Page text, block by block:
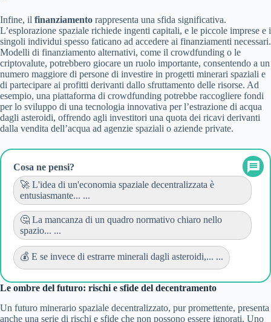
Infine, il finanziamento rappresenta una sfida significativa.
L’esplorazione spaziale richiede ingenti capitali, e le piccole imprese e i
singoli individui spesso faticano ad accedere ai finanziamenti necessari.
Modelli di finanziamento alternativi, come il crowdfunding o le
criptovalute, potrebbero giocare un ruolo importante, consentendo a un
numero maggiore di persone di investire in progetti minerari spaziali e
di partecipare ai profitti derivanti dallo sfruttamento delle risorse. Ad
esempio, una piattaforma di crowdfunding potrebbe raccogliere fondi
per lo sviluppo di una tecnologia innovativa per l’estrazione di acqua
dagli asteroidi, offrendo agli investitori una quota dei ricavi derivanti
dalla vendita dell’acqua ad agenzie spaziali o aziende private.
Cosa ne pensi?
🚀 L'idea di un'economia spaziale decentralizzata è
entusiasmante... ...
🤔 La mancanza di un quadro normativo chiaro nello
spazio... ...
💰 E se invece di estrarre minerali dagli asteroidi,... ...
Le ombre del futuro: rischi e sfide del decentramento
Un futuro minerario spaziale decentralizzato, pur promettente, presenta
anche una serie di rischi e sfide che non possono essere ignorati. Uno